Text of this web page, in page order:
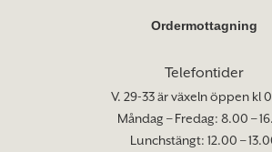
Ordermottagning
Telefontider
V. 29-33 är växeln öppen kl
Måndag – Fredag: 8.00 –
Lunchstängt: 12.00 –